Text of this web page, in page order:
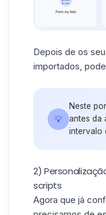
Depois de os
importados,
💡
Neste
antes da
intervalo
2)
scripts
Agora que já